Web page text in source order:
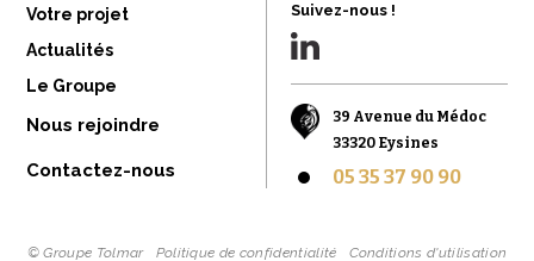
Votre projet
Actualités
Le Groupe
Nous rejoindre
Contactez-nous
Suivez-nous !
39 Avenue du Médoc
33320 Eysines
05 35 37 90 90
© Groupe Tolmar Politique de confidentialité Conditions d'utilisation